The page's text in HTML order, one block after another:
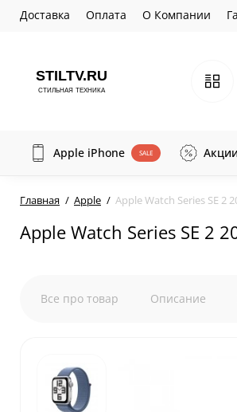
Доставка Оплата О Компании
Apple iPhone SALE Акции
Главная Apple Apple Watch Series SE 2
Apple Watch Series SE 2
Все про товар Описание